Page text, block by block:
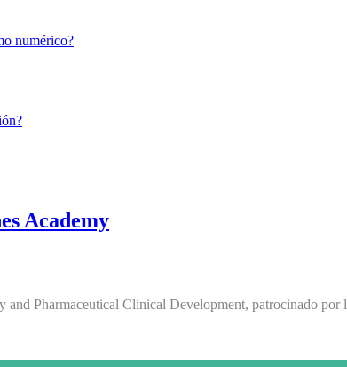
numérico?
Academy
Pharmaceutical Clinical Development, patrocinado por